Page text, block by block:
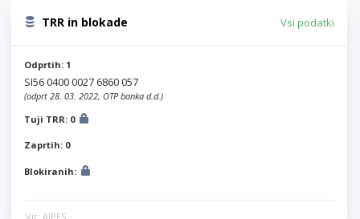
TRR in blokade Vsi podatki
Odprtih: 1
SI56 0400 0027 6860 057
(odprt 28. 03. 2022, OTP banka d.d.)
Tuji TRR: 0
Zaprtih: 0
Blokiranih:
Vir: AJPES